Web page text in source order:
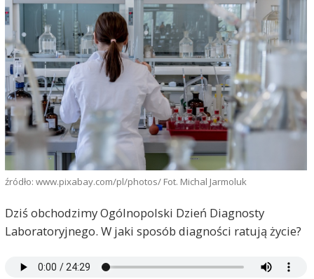
źródło: www.pixabay.com/pl/photos/ Fot. Michal Jarmoluk
Dziś obchodzimy Ogólnopolski Dzień Diagnosty
Laboratoryjnego. W jaki sposób diagności ratują życie?